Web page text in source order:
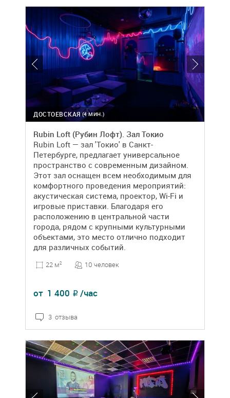
(4 МИН.)
ДОСТОЕВСКАЯ
Rubin Loft (Рубин Лофт). Зал Токио
Rubin Loft — зал 'Токио' в Санкт-
Петербурге, предлагает универсальное
пространство с современным дизайном.
Этот зал оснащен всем необходимым для
комфортного проведения мероприятий:
акустическая система, проектор, Wi-Fi и
игровые приставки. Благодаря его
расположению в центральной части
города, рядом с крупными культурными
объектами, это место отлично подходит
для различных событий.
22 м2 10 человек
от 1 400 ₽ /час
3 отзыва